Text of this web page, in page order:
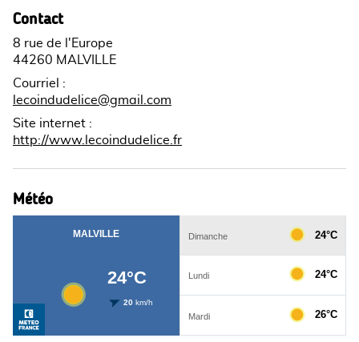
Contact
8 rue de l'Europe
44260 MALVILLE
Courriel
:
lecoindudelice@gmail.com
Site internet :
http://www.lecoindudelice.fr
Météo